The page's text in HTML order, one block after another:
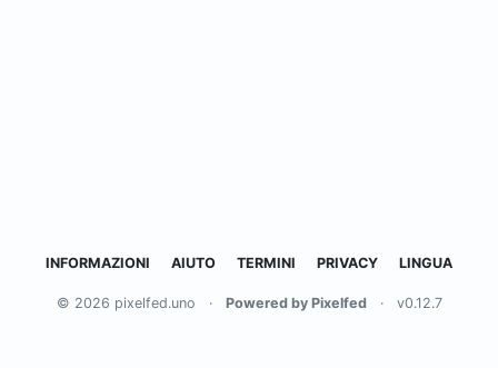
INFORMAZIONI AIUTO TERMINI PRIVACY LINGUA
© 2026 pixelfed.uno · Powered by Pixelfed · v0.12.7